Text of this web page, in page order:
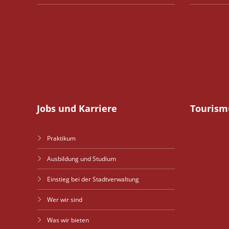
Jobs und Karriere
Praktikum
Ausbildung und Studium
Einstieg bei der Stadtverwaltung
Wer wir sind
Was wir bieten